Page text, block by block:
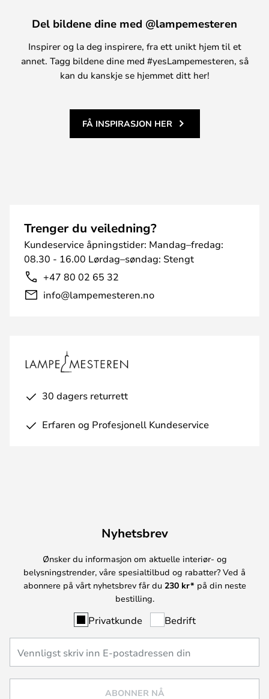
Del bildene dine med @lampemesteren
Inspirer og la deg inspirere, fra ett unikt hjem til et
annet. Tagg bildene dine med #yesLampemesteren, så
kan du kanskje se hjemmet ditt her!
FÅ INSPIRASJON HER
Trenger du veiledning?
Kundeservice åpningstider: Mandag–fredag:
08.30 - 16.00 Lørdag–søndag: Stengt
+47 80 02 65 32
info@lampemesteren.no
30 dagers returrett
Erfaren og Profesjonell Kundeservice
Nyhetsbrev
Ønsker du informasjon om aktuelle interiør- og
belysningstrender, våre spesialtilbud og rabatter? Ved å
abonnere på vårt nyhetsbrev får du 230 kr* på din neste
bestilling.
Privatkunde Bedrift
ABONNER NÅ